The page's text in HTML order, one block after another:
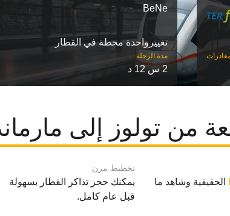
BeNe
تغییرواحدة محطة في القطار
مدة الرحلة
2 س 12 د
من تولوز إلى
الحقيقية وشاهد ما
تخطيط مرن
يمكنك حجز تذاكر القطار بسهولة
قبل عام كامل.